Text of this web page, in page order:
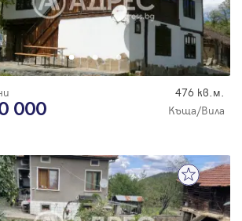
476 кв.м.
000 Къща/Вила